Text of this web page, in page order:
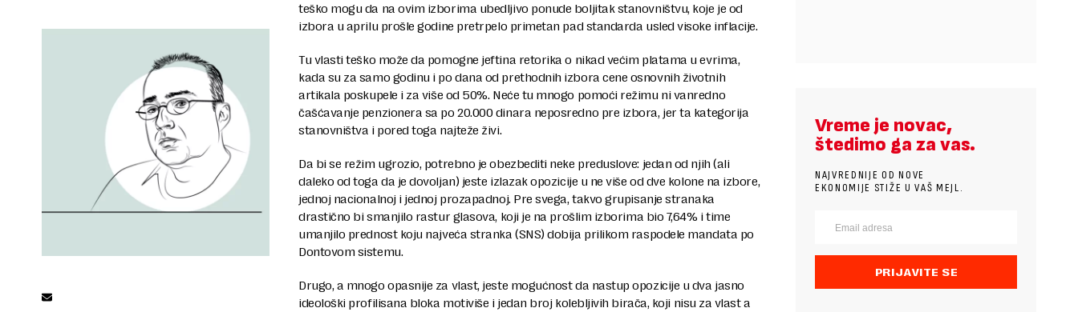
teško mogu da na ovim izborima ubedljivo ponude boljitak stanovništvu, koje je od
izbora u aprilu prošle godine pretrpelo primetan pad standarda usled visoke inflacije.
Tu vlasti teško može da pomogne jeftina retorika o nikad većim platama u evrima,
kada su za samo godinu i po dana od prethodnih izbora cene osnovnih životnih
artikala poskupele i za više od 50%. Neće tu mnogo pomoći režimu ni vanredno
čašćavanje penzionera sa po 20.000 dinara neposredno pre izbora, jer ta kategorija
stanovništva i pored toga najteže živi.
Da bi se režim ugrozio, potrebno je obezbediti neke preduslove: jedan od njih (ali
daleko od toga da je dovoljan) jeste izlazak opozicije u ne više od dve kolone na izbore,
jednoj nacionalnoj i jednoj prozapadnoj. Pre svega, takvo grupisanje stranaka
drastično bi smanjilo rastur glasova, koji je na prošlim izborima bio 7,64% i time
umanjilo prednost koju najveća stranka (SNS) dobija prilikom raspodele mandata po
Dontovom sistemu.
Drugo, a mnogo opasnije za vlast, jeste mogućnost da nastup opozicije u dva jasno
ideološki profilisana bloka motiviše i jedan broj kolebljivih birača, koji nisu za vlast a
Vreme je novac,
štedimo ga za vas.
NAJVREDNIJE OD NOVE
EKONOMIJE STIŽE U VAŠ MEJL.
PRIJAVITE SE